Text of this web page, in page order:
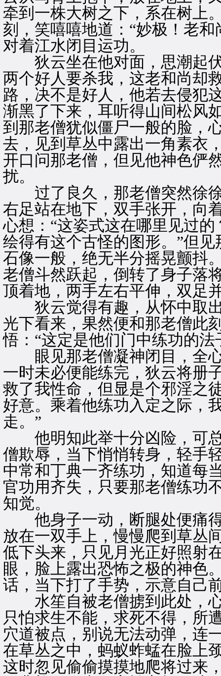
牵到一株大树之下，系在树上
刻，笑嘻嘻地道：“妙极！老
对着江水闭目运功。
狄云坐在他对面，思潮起伏
两个好人要杀我，这老和尚却
路，决不是好人，他若去侵犯
渐黑了下来，耳听得山间松风
到那老僧犹似僵尸一般的脸，
去，见到草丛中露出一角素衣
开口问那老僧，但见他神色俨
扰。
过了良久，那老僧突然徐徐
右足站在地下，双手张开，向
心想：“这姿式这在哪里见过
绘得有这个古怪的图形。”但
石像一般，绝无半分摇晃颤抖
老僧斗然跃起，倒转了身子落
顶着地，两手左右平伸，双足
狄云觉得有趣，从怀中取出
光下看来，果然便和那老僧此
悟：“这定是他们门中练功的法
眼见那老僧凝神闭目，全心
一时未必便能练完，狄云将册
救了我性命，但显是个邪淫之
好意。乘着他练功入定之际，
走。”
他明知此举十分凶险，可总
僧欺辱，当下悄悄转身，轻手
中常和丁典一齐练功，知道每
官功用齐失，只要那老僧练功
知觉。
他身子一动，断腿处便痛得
放在一双手上，慢慢爬到草丛
低下头来，只见月光正好照射
眼，脸上露出恐怖之极的神色
话，当下打了手势，示意自己
水笙自被老僧掳到此处，心
只怕求生不能，求死不得，所
穴道被点，别说无法动弹，连
在草丛之中，蚂蚁蚱蜢在脸上
这时忽见偷偷摸摸地爬将过来